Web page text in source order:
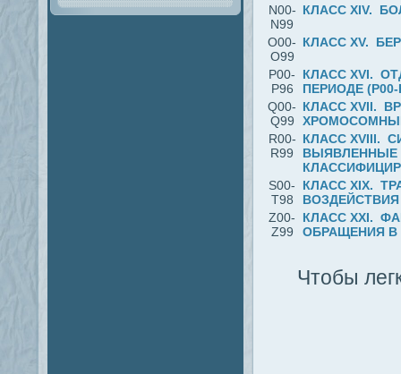
N00-
N99
КЛАСС XIV.
O00-
O99
КЛАСС XV.
P00-
P96
КЛАСС ХVI.
ПЕРИОДЕ (P00-
Q00-
Q99
КЛАСС XVII.
R00-
R99
КЛАСС XVIII.
ВЫЯВЛЕННЫЕ
S00-
T98
КЛАСС XIX.
ВОЗДЕЙСТВИЯ
Z00-
Z99
КЛАСС XXI.
ОБРАЩЕНИЯ В
Чтобы